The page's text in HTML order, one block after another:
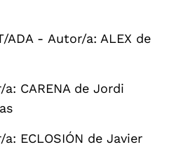
ADA - Autor/a: ALEX de
a: CARENA de Jordi
ECLOSIÓN de Javier